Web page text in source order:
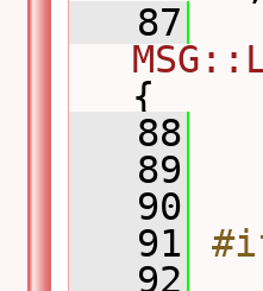
   87
{
   88
   89
   90
   91
   92